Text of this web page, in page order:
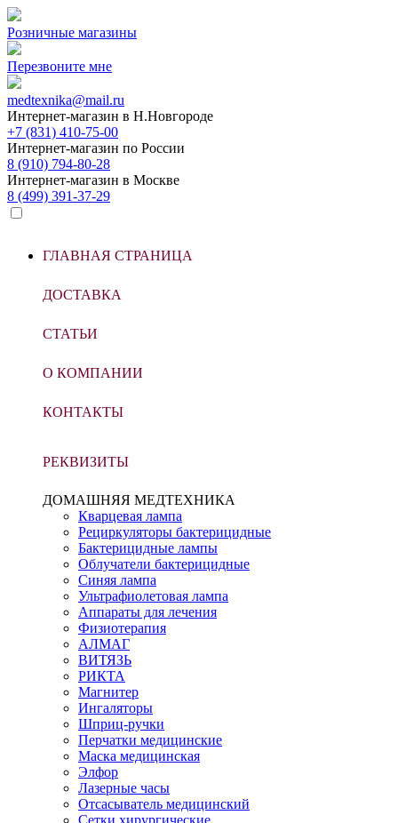
Розничные магазины
Перезвоните мне
medtexnika@mail.ru
Интернет-магазин в Н.Новгороде
+7 (831) 410-75-00
Интернет-магазин по России
8 (910) 794-80-28
Интернет-магазин в Москве
8 (499) 391-37-29
ГЛАВНАЯ СТРАНИЦА
ДОСТАВКА
СТАТЬИ
О КОМПАНИИ
КОНТАКТЫ
РЕКВИЗИТЫ
ДОМАШНЯЯ МЕДТЕХНИКА
Кварцевая лампа
Рециркуляторы бактерицидные
Бактерицидные лампы
Облучатели бактерицидные
Синяя лампа
Ультрафиолетовая лампа
Аппараты для лечения
Физиотерапия
АЛМАГ
ВИТЯЗЬ
РИКТА
Магнитер
Ингаляторы
Шприц-ручки
Перчатки медицинские
Маска медицинская
Элфор
Лазерные часы
Отсасыватель медицинский
Сетки хирургические